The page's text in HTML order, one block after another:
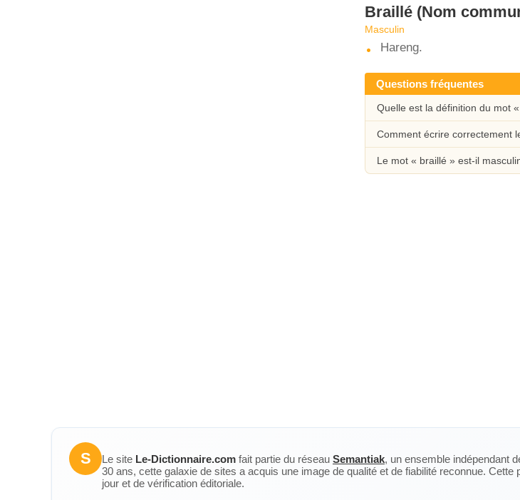
Braillé (Nom
Masculin
Hareng.
Questions fréquentes
Quelle est la définition du mot
Comment écrire correctement
Le mot « braillé » est-il
S Le site Le-Dictionnaire.com fait partie du réseau Semantiak, un ensemble indépendant
30 ans, cette galaxie de sites a acquis une image de qualité et de fiabilité reconnue. Cette
jour et de vérification éditoriale.